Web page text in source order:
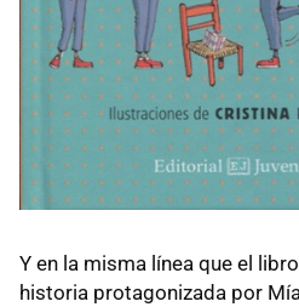
Y en la misma línea que el
historia protagonizada por